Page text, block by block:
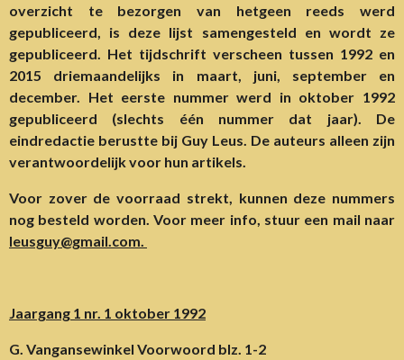
overzicht te bezorgen van hetgeen reeds werd
gepubliceerd, is deze lijst samengesteld en wordt ze
gepubliceerd. Het tijdschrift verscheen tussen 1992 en
2015 driemaandelijks in maart, juni, september en
december. Het eerste nummer werd in oktober 1992
gepubliceerd (slechts één nummer dat jaar). De
eindredactie berustte bij Guy Leus. De auteurs alleen zijn
verantwoordelijk voor hun artikels.
Voor zover de voorraad strekt, kunnen deze nummers
nog besteld worden. Voor meer info, stuur een mail naar
leusguy@gmail.com.
Jaargang 1 nr. 1 oktober 1992
G. Vangansewinkel Voorwoord blz. 1-2